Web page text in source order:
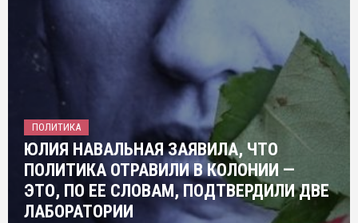
ПОЛИТИКА
ЮЛИЯ НАВАЛЬНАЯ ЗАЯВИЛА, ЧТО
ПОЛИТИКА ОТРАВИЛИ В КОЛОНИИ —
ЭТО, ПО ЕЕ СЛОВАМ, ПОДТВЕРДИЛИ ДВЕ
ЛАБОРАТОРИИ